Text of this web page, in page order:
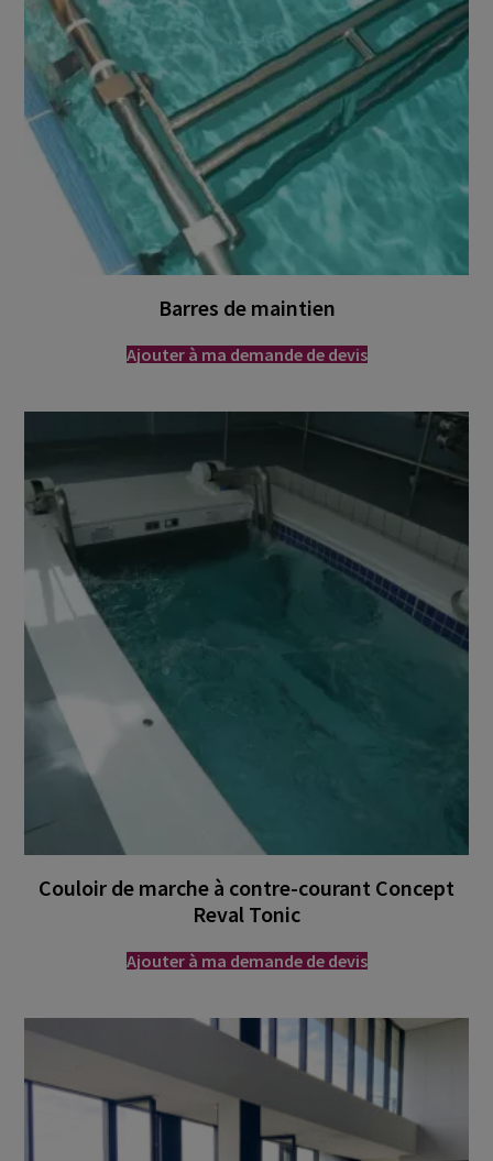
Barres de maintien
Ajouter à ma demande de devis
Couloir de marche à contre-courant Concept
Reval Tonic
Ajouter à ma demande de devis